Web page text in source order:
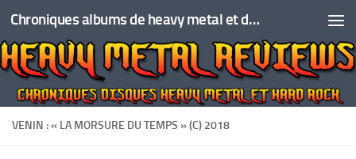
Skip to content Chroniques albums de heavy metal et de hard rock
VENIN : « LA MORSURE DU TEMPS » (C) 2018